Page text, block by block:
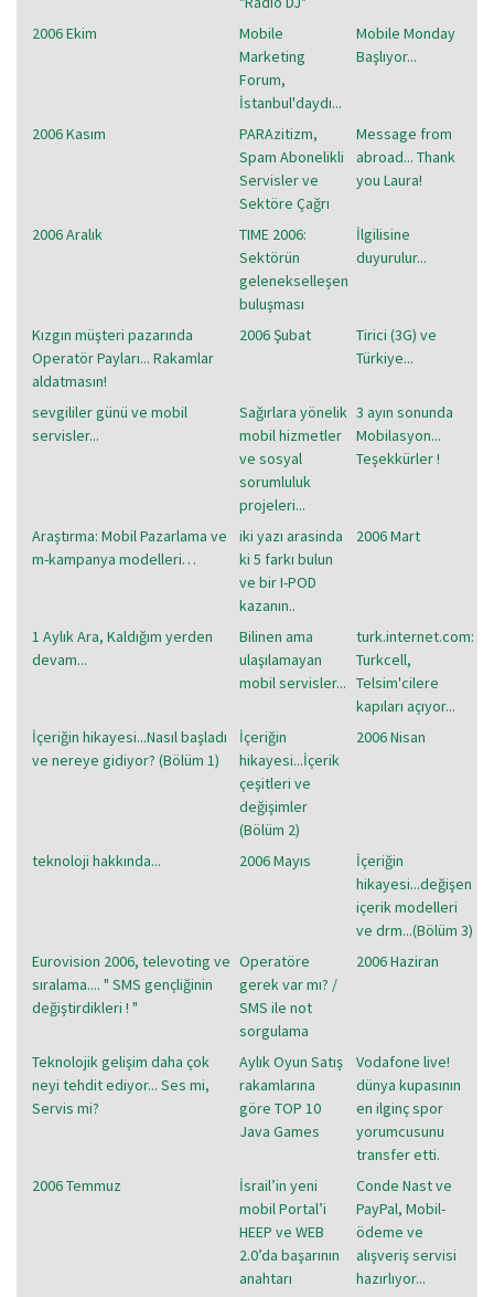
2006 Ekim
Mobile
Marketing
Forum,
İstanbul'daydı...
Mobile Monday
Başlıyor...
2006 Kasım
PARAzitizm,
Spam Abonelikli
Servisler ve
Sektöre Çağrı
Message from
abroad... Thank
you Laura!
2006 Aralık
TIME 2006:
Sektörün
gelenekselleşen
buluşması
İlgilisine
duyurulur...
Kızgın müşteri pazarında
Operatör Payları... Rakamlar
aldatmasın!
2006 Şubat
Tirici (3G) ve
Türkiye...
sevgililer günü ve mobil
servisler...
Sağırlara yönelik
mobil hizmetler
ve sosyal
sorumluluk
projeleri...
3 ayın sonunda
Mobilasyon...
Teşekkürler !
Araştırma: Mobil Pazarlama ve
m-kampanya modelleri…
iki yazı arasinda
ki 5 farkı bulun
ve bir I-POD
kazanın..
2006 Mart
1 Aylık Ara, Kaldığım yerden
devam...
Bilinen ama
ulaşılamayan
mobil servisler...
turk.internet.com:
Turkcell,
Telsim'cilere
kapıları açıyor...
İçeriğin hikayesi...Nasıl başladı
ve nereye gidiyor? (Bölüm 1)
İçeriğin
hikayesi...İçerik
çeşitleri ve
değişimler
(Bölüm 2)
2006 Nisan
teknoloji hakkında... 2006 Mayıs
İçeriğin
hikayesi...değişen
içerik modelleri
ve drm...(Bölüm 3)
Eurovision 2006, televoting ve
sıralama.... " SMS gençliğinin
değiştirdikleri ! "
Operatöre
gerek var mı? /
SMS ile not
sorgulama
2006 Haziran
Teknolojik gelişim daha çok
neyi tehdit ediyor... Ses mi,
Servis mi?
Aylık Oyun Satış
rakamlarına
göre TOP 10
Java Games
Vodafone live!
dünya kupasının
en ilginç spor
yorumcusunu
transfer etti.
2006 Temmuz
İsrail’in yeni
mobil Portal’i
HEEP ve WEB
2.0’da başarının
anahtarı
Conde Nast ve
PayPal, Mobil-
ödeme ve
alışveriş servisi
hazırlıyor...